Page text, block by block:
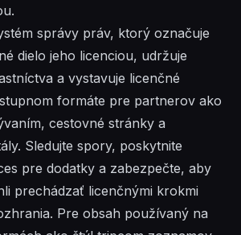
správy práv, ktorý označuje
dielo jeho licenciou, udržuje
a vystavuje licenčné
formáte pre partnerov ako
cestovné stránky a
Sledujte spory, poskytnite
pre dodatky a zabezpečte, aby
prechádzať licenčnými krokmi
Pre obsah používaný na